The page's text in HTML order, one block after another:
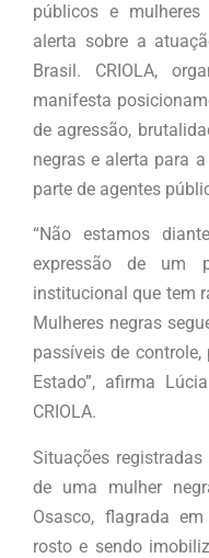
públicos e
alerta sobre a
Brasil. CRIOLA,
manifesta
de agressão,
negras e alerta para
parte de agentes
“Não estamos
expressão de um
institucional que tem
Mulheres negras
passíveis de
Estado”, afirma
CRIOLA.
Situações
de uma mulher
Osasco, flagrada
rosto e sendo